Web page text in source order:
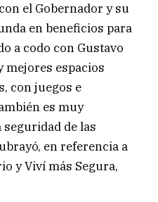
el Gobernador y su
en beneficios para
a codo con Gustavo
mejores espacios
con juegos e
es muy
de las
en referencia a
y Viví más Segura,